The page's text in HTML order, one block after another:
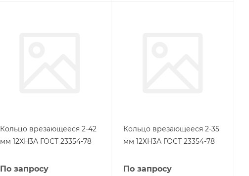
Кольцо врезающееся 2-42
мм 12ХН3А ГОСТ 23354-78
По запросу
Кольцо врезающееся 2-35
мм 12ХН3А ГОСТ 23354-78
По запросу